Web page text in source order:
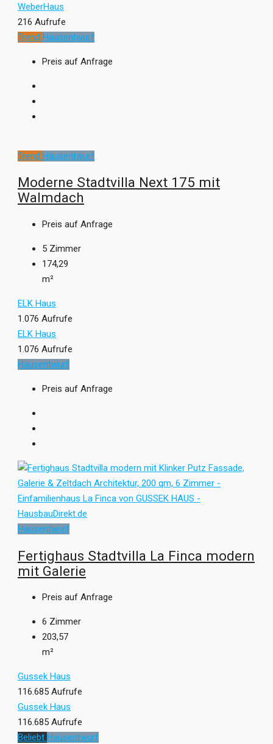
WeberHaus
216 Aufrufe
Trend Hausentwurf
Preis auf Anfrage
Trend Hausentwurf
Moderne Stadtvilla Next 175 mit
Walmdach
Preis auf Anfrage
5 Zimmer
174,29
m²
ELK Haus
1.076 Aufrufe
ELK Haus
1.076 Aufrufe
Hausentwurf
Preis auf Anfrage
Hausentwurf
Fertighaus Stadtvilla La Finca modern
mit Galerie
Preis auf Anfrage
6 Zimmer
203,57
m²
Gussek Haus
116.685 Aufrufe
Gussek Haus
116.685 Aufrufe
Beliebt Hausentwurf